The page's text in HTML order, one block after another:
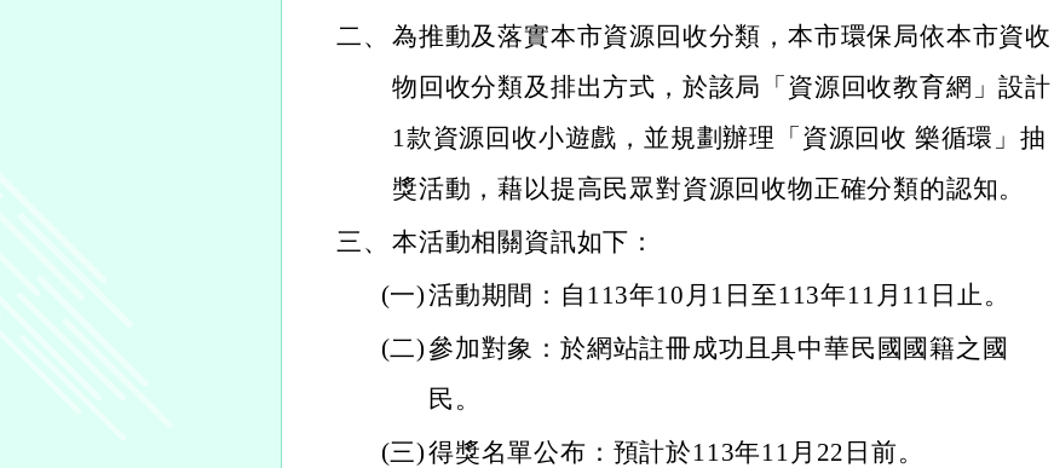
二、 為推動及落實本市資源回收分類，本市環保局依本市資收
物回收分類及排出方式，於該局「資源回收教育網」設計
1款資源回收小遊戲，並規劃辦理「資源回收 樂循環」抽
獎活動，藉以提高民眾對資源回收物正確分類的認知。
三、 本活動相關資訊如下：
(一)活動期間：自113年10月1日至113年11月11日止。
(二)參加對象：於網站註冊成功且具中華民國國籍之國
民。
(三)得獎名單公布：預計於113年11月22日前。